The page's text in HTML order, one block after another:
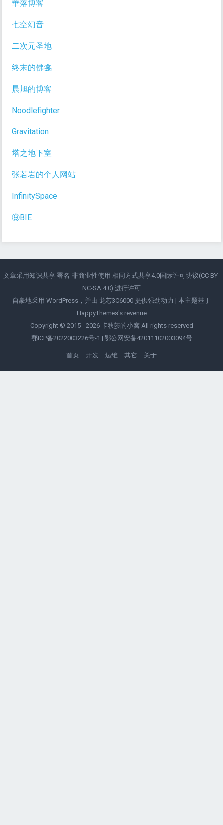
華落博客
七空幻音
二次元圣地
终末的佛龛
晨旭的博客
Noodlefighter
Gravitation
塔之地下室
张若岩的个人网站
InfinitySpace
⑨BIE
文章采用知识共享 署名-非商业性使用-相同方式共享4.0国际许可协议(CC BY-
NC-SA 4.0) 进行许可
自豪地采用 WordPress，并由 龙芯3C6000 提供强劲动力 | 本主题基于
HappyThemes's revenue
Copyright © 2015 - 2026 卡秋莎的小窝 All rights reserved
鄂ICP备2022003226号-1 | 鄂公网安备42011102003094号
首页 开发 运维 其它 关于